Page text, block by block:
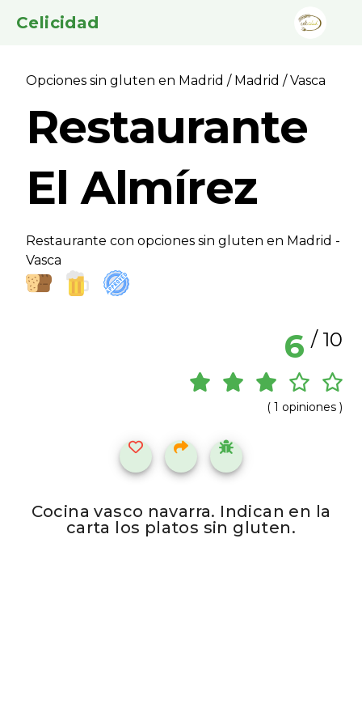
Celicidad
Opciones sin gluten en Madrid / Madrid / Vasca
Restaurante
El Almírez
Restaurante con opciones sin gluten en Madrid -
Vasca
6 / 10
( 1 opiniones )
Cocina vasco navarra. Indican en la
carta los platos sin gluten.